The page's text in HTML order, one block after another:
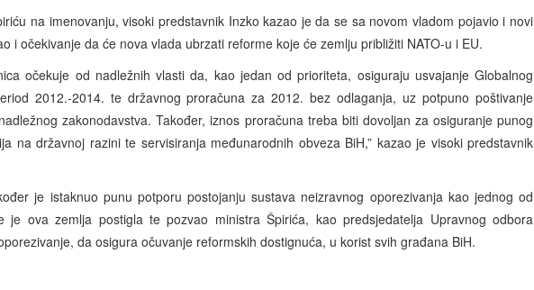
na imenovanju, visoki predstavnik Inzko kazao je da se sa novom vladom pojavio i novi
i očekivanje da će nova vlada ubrzati reforme koje će zemlju približiti NATO-u i EU.
očekuje od nadležnih vlasti da, kao jedan od prioriteta, osiguraju usvajanje Globalnog
2012.-2014. te državnog proračuna za 2012. bez odlaganja, uz potpuno poštivanje
zakonodavstva. Također, iznos proračuna treba biti dovoljan za osiguranje punog
na državnoj razini te servisiranja međunarodnih obveza BiH,” kazao je visoki predstavnik
je istaknuo punu potporu postojanju sustava neizravnog oporezivanja kao jednog od
je ova zemlja postigla te pozvao ministra Špirića, kao predsjedatelja Upravnog odbora
da osigura očuvanje reformskih dostignuća, u korist svih građana BiH.